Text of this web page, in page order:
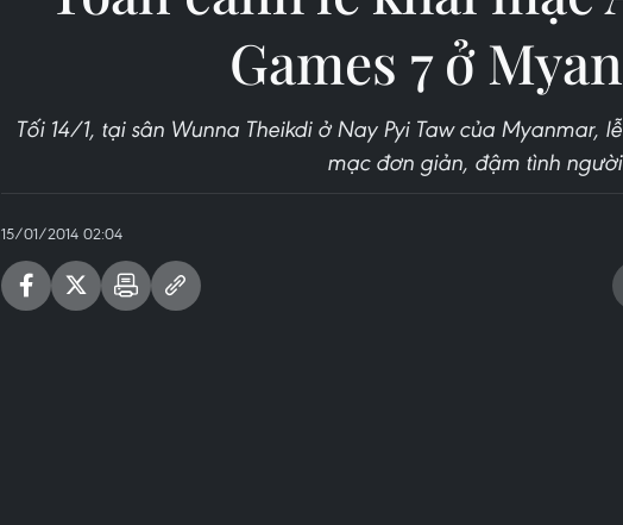
Games 7 ở
Tối 14/1, tại sân Wunna Theikdi ở Nay Pyi Taw của Myanmar,
mạc đơn giản, đậm tình
15/01/2014 02:04